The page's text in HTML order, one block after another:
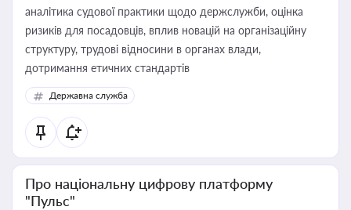
аналітика судової практики щодо держслужби, оцінка
ризиків для посадовців, вплив новацій на організаційну
структуру, трудові відносини в органах влади,
дотримання етичних стандартів
Державна служба
Про національну цифрову платформу
"Пульс"